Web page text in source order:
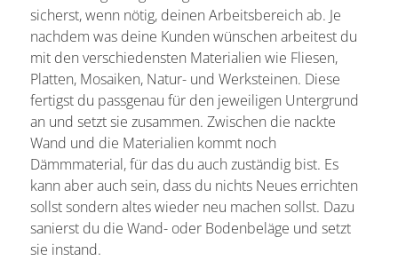
sicherst, wenn nötig, deinen Arbeitsbereich ab. Je
nachdem was deine Kunden wünschen arbeitest du
mit den verschiedensten Materialien wie Fliesen,
Platten, Mosaiken, Natur- und Werksteinen. Diese
fertigst du passgenau für den jeweiligen Untergrund
an und setzt sie zusammen. Zwischen die nackte
Wand und die Materialien kommt noch
Dämmmaterial, für das du auch zuständig bist. Es
kann aber auch sein, dass du nichts Neues errichten
sollst sondern altes wieder neu machen sollst. Dazu
sanierst du die Wand- oder Bodenbeläge und setzt
sie instand.